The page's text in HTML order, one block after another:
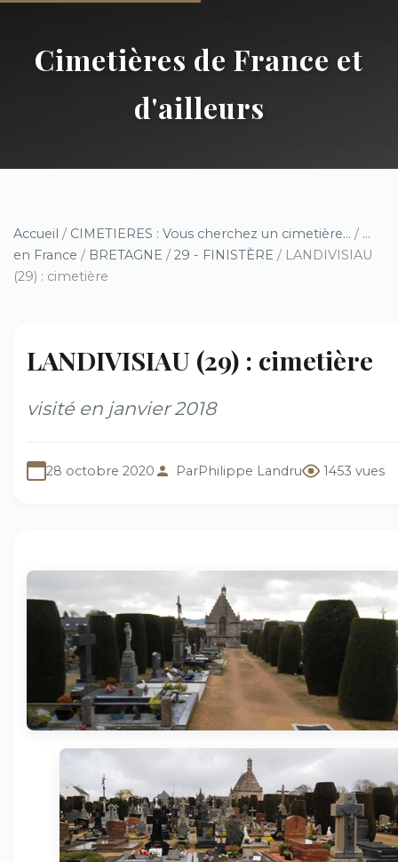
Cimetières de France et
d'ailleurs
Accueil / CIMETIERES : Vous cherchez un cimetière... / ...
en France / BRETAGNE / 29 - FINISTÈRE / LANDIVISIAU
(29) : cimetière
LANDIVISIAU (29) : cimetière
visité en janvier 2018
28 octobre 2020 ParPhilippe Landru 1453 vues